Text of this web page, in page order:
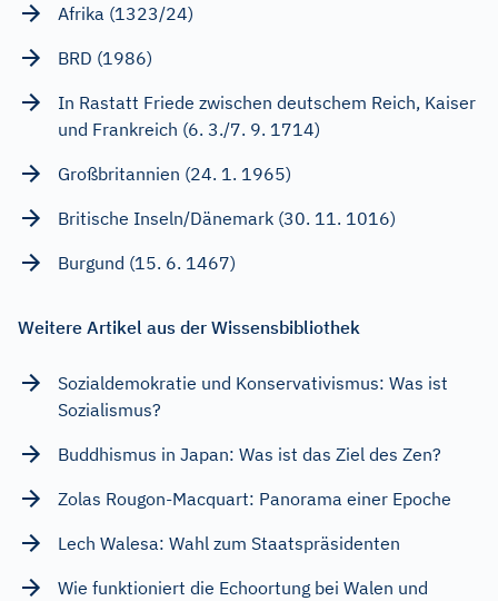
Afrika (1323/24)
BRD (1986)
In Rastatt Friede zwischen deutschem Reich, Kaiser
und Frankreich (6. 3./7. 9. 1714)
Großbritannien (24. 1. 1965)
Britische Inseln/Dänemark (30. 11. 1016)
Burgund (15. 6. 1467)
Weitere Artikel aus der Wissensbibliothek
Sozialdemokratie und Konservativismus: Was ist
Sozialismus?
Buddhismus in Japan: Was ist das Ziel des Zen?
Zolas Rougon-Macquart: Panorama einer Epoche
Lech Walesa: Wahl zum Staatspräsidenten
Wie funktioniert die Echoortung bei Walen und